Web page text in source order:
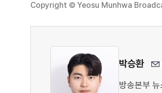
Copyright © Yeosu Munhwa
박승환
방송본부